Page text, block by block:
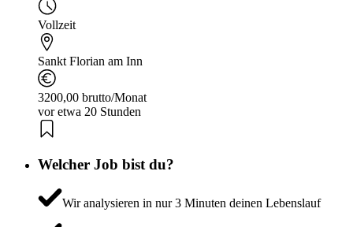
Vollzeit
Sankt Florian am Inn
3200,00 brutto/Monat
vor etwa 20 Stunden
Welcher Job bist du?
Wir analysieren in nur 3 Minuten deinen Lebenslauf